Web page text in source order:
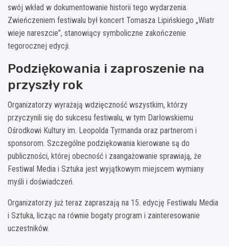
swój wkład w dokumentowanie historii tego wydarzenia.
Zwieńczeniem festiwalu był koncert Tomasza Lipińskiego „Wiatr
wieje nareszcie”, stanowiący symboliczne zakończenie
tegorocznej edycji.
Podziękowania i zaproszenie na
przyszły rok
Organizatorzy wyrażają wdzięczność wszystkim, którzy
przyczynili się do sukcesu festiwalu, w tym Darłowskiemu
Ośrodkowi Kultury im. Leopolda Tyrmanda oraz partnerom i
sponsorom. Szczególne podziękowania kierowane są do
publiczności, której obecność i zaangażowanie sprawiają, że
Festiwal Media i Sztuka jest wyjątkowym miejscem wymiany
myśli i doświadczeń.
Organizatorzy już teraz zapraszają na 15. edycję Festiwalu Media
i Sztuka, licząc na równie bogaty program i zainteresowanie
uczestników.